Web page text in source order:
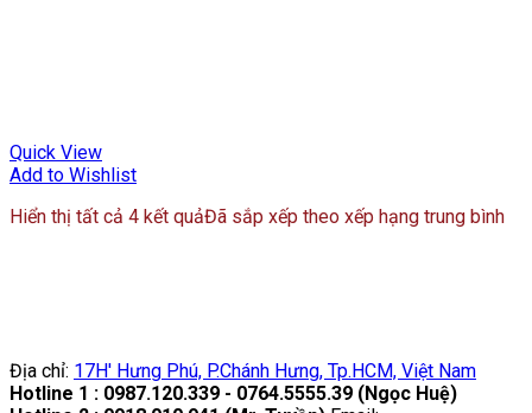
Quick View
Add to Wishlist
Hiển thị tất cả 4 kết quảĐã sắp xếp theo xếp hạng trung bình
Địa chỉ: 17H' Hưng Phú, P.Chánh Hưng, Tp.HCM, Việt Nam
Hotline 1 : 0987.120.339 - 0764.5555.39 (Ngọc Huệ)